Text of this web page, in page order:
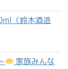
（鈴木酒造
家族みんな